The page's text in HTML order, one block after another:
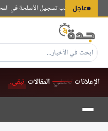
عاجل
يفتتح مكاتب تسجيل الأسلحة في
الإعلانات تختفي.المقالات تبقى.
التجاوز
المحتوى